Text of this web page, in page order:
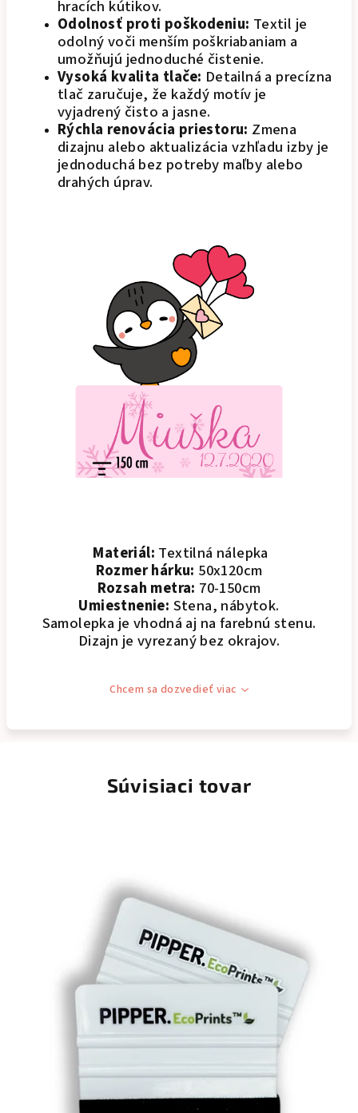
hracích kútikov.
Odolnosť proti poškodeniu: Textil je
odolný voči menším poškriabaniam a
umožňujú jednoduché čistenie.
Vysoká kvalita tlače: Detailná a precízna
tlač zaručuje, že každý motív je
vyjadrený čisto a jasne.
Rýchla renovácia priestoru: Zmena
dizajnu alebo aktualizácia vzhľadu izby je
jednoduchá bez potreby maľby alebo
drahých úprav.
Materiál: Textilná nálepka
Rozmer hárku: 50x120cm
Rozsah metra: 70-150cm
Umiestnenie: Stena, nábytok.
Samolepka je vhodná aj na farebnú stenu.
Dizajn je vyrezaný bez okrajov.
Chcem sa dozvedieť viac
Súvisiaci tovar